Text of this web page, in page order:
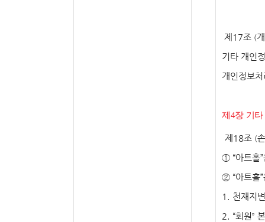
제 17조 (
기타 개인
개인정보
제 4장 기타
제 18조 (
① “아트홀”
② “아트홀”
1. 천재지
2. “회원 ”